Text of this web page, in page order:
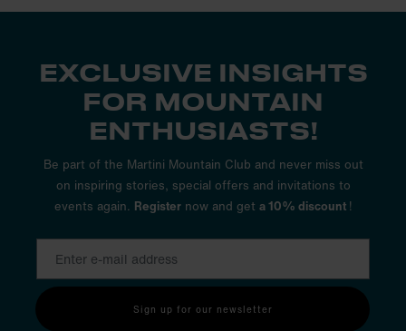
Konzentriere dich voll und ganz auf dich. Um den Rest kümmern
Was muss eine Midlayer für Damen können?
Allen voran muss deine Midlayerdurch effiziente Wärmeisolation
überzeugen. Sie darf weder zu locker noch zu eng sitzen. So
unterstützt sie dich am besten bei deinen sportlichen Vorhaben.
Folgende Features holen das Optimum aus der isolierenden
Zwischenschicht heraus:
Reißverschlüsse
: Reguliere die Temperatur selbst – durch 2-
Wege Zip.
EXCLUSIVE INSIGHTS
FOR MOUNTAIN
ENTHUSIASTS!
Be part of the Martini Mountain Club and never miss out
on inspiring stories, special offers and invitations to
events again. Registernow and get a 10% discount !
Sign up for our newsletter